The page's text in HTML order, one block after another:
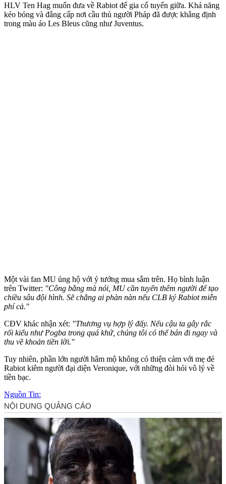
HLV Ten Hag muốn đưa về Rabiot để gia cố tuyến giữa. Khả năng
kéo bóng và đẳng cấp nơi cầu thủ người Pháp đã được khẳng định
trong màu áo Les Bleus cũng như Juventus.
Một vài fan MU ủng hộ với ý tưởng mua sắm trên. Họ bình luận
trên Twitter: "Công bằng mà nói, MU cần tuyển thêm người để tạo
chiều sâu đội hình. Sẽ chẳng ai phàn nàn nếu CLB ký Rabiot miễn
phí cả."
CĐV khác nhận xét: "Thương vụ hợp lý đấy. Nếu cậu ta gây rắc
rối kiểu như Pogba trong quá khứ, chúng tôi có thể bán đi ngay và
thu về khoản tiền lời."
Tuy nhiên, phần lớn người hâm mộ không có thiện cảm với mẹ đẻ
Rabiot kiêm người đại diện Veronique, với những đòi hỏi vô lý về
tiền bạc.
Nguồn Tin: